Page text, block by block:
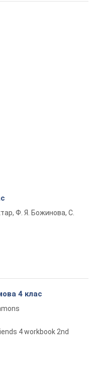
Ф. Я. Божинова, С.
4 клас
4 workbook 2nd